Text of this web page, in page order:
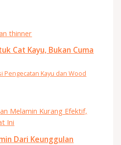
Cat Kayu, Bukan Cuma
Pengecatan Kayu dan Wood
Dari Keunggulan